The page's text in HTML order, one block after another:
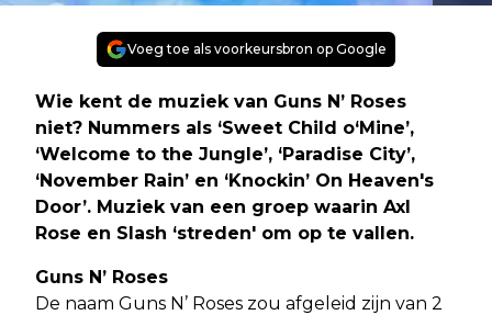
Voeg toe als voorkeursbron op Google
Wie kent de muziek van Guns N’ Roses
niet? Nummers als ‘Sweet Child o‘Mine’,
‘Welcome to the Jungle’, ‘Paradise City’,
‘November Rain’ en ‘Knockin’ On Heaven's
Door’. Muziek van een groep waarin Axl
Rose en Slash ‘streden' om op te vallen.
Guns N’ Roses
De naam Guns N’ Roses zou afgeleid zijn van 2